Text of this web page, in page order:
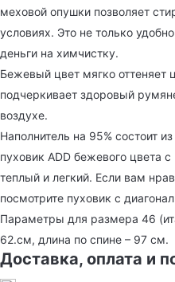
меховой опушки позволяет
условиях. Это не только
деньги на химчистку.
Бежевый цвет мягко оттеняет
подчеркивает здоровый
воздухе.
Наполнитель на 95% состоит
пуховик ADD бежевого цвета
теплый и легкий. Если вам
посмотрите пуховик с
Параметры для размера 46
62.см, длина по спине – 97 см.
Доставка, оплата и